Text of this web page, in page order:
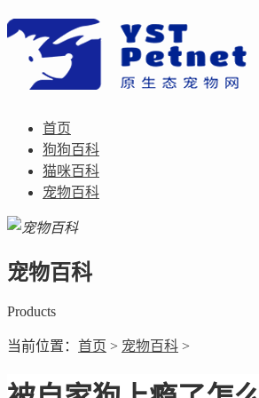
首页
狗狗百科
猫咪百科
宠物百科
宠物百科
Products
当前位置： 首页 > 宠物百科 >